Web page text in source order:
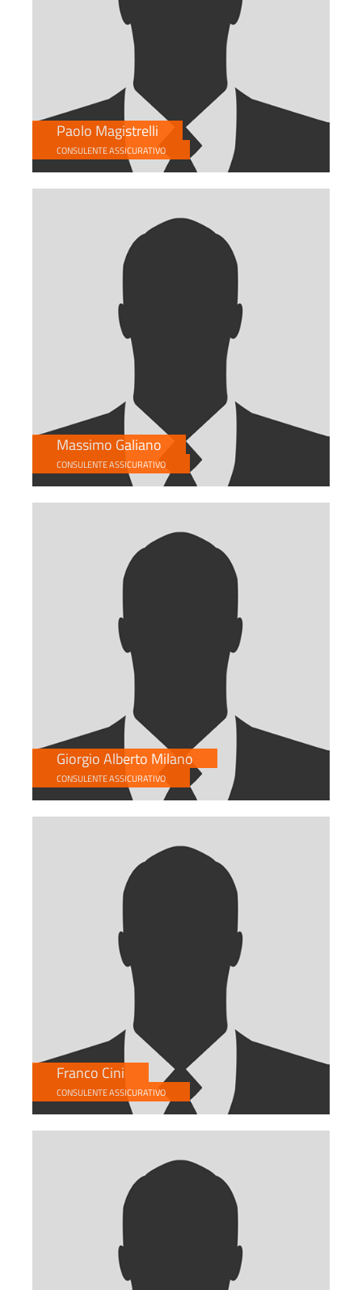
Paolo Magistrelli
CONSULENTE ASSICURATIVO
Massimo Galiano
CONSULENTE ASSICURATIVO
Giorgio Alberto Milano
CONSULENTE ASSICURATIVO
Franco Cini
CONSULENTE ASSICURATIVO